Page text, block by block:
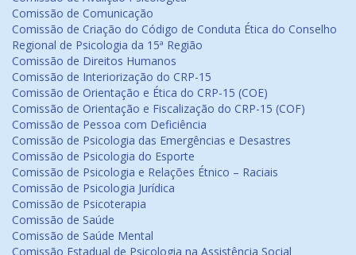
Comissão de Comunicação
Comissão de Criação do Código de Conduta Ética do Conselho
Regional de Psicologia da 15ª Região
Comissão de Direitos Humanos
Comissão de Interiorização do CRP-15
Comissão de Orientação e Ética do CRP-15 (COE)
Comissão de Orientação e Fiscalização do CRP-15 (COF)
Comissão de Pessoa com Deficiência
Comissão de Psicologia das Emergências e Desastres
Comissão de Psicologia do Esporte
Comissão de Psicologia e Relações Étnico – Raciais
Comissão de Psicologia Jurídica
Comissão de Psicoterapia
Comissão de Saúde
Comissão de Saúde Mental
Comissão Estadual de Psicologia na Assistência Social